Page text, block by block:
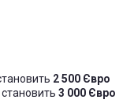
2 500 Євро
становить 3 000 Євро